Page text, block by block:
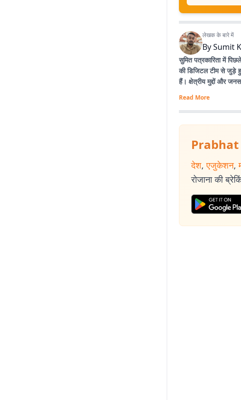
लेखक के बारे में
BySumit
सुमित पत्रकारिता में
की डिजिटल टीम से जुड़े
हैं। क्षेत्रीय मुद्दों और
Read More
देश, एजुकेशन,
रोजाना की